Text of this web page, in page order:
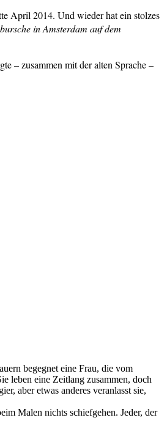
April 2014. Und wieder hat ein stolzes
in Amsterdam auf dem
– zusammen mit der alten Sprache –
begegnet eine Frau, die vom
leben eine Zeitlang zusammen, doch
aber etwas anderes veranlasst sie,
Malen nichts schiefgehen. Jeder, der